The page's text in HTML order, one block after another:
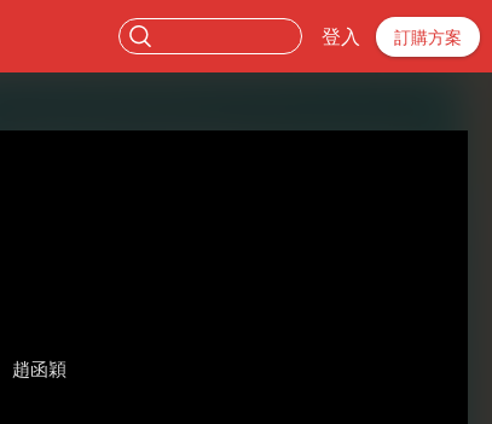
登入 訂購方案
趙函穎